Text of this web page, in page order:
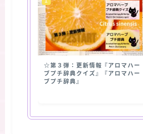
☆第３弾：更新情報『アロマハー
ブプチ辞典クイズ』『アロマハー
ブプチ辞典』